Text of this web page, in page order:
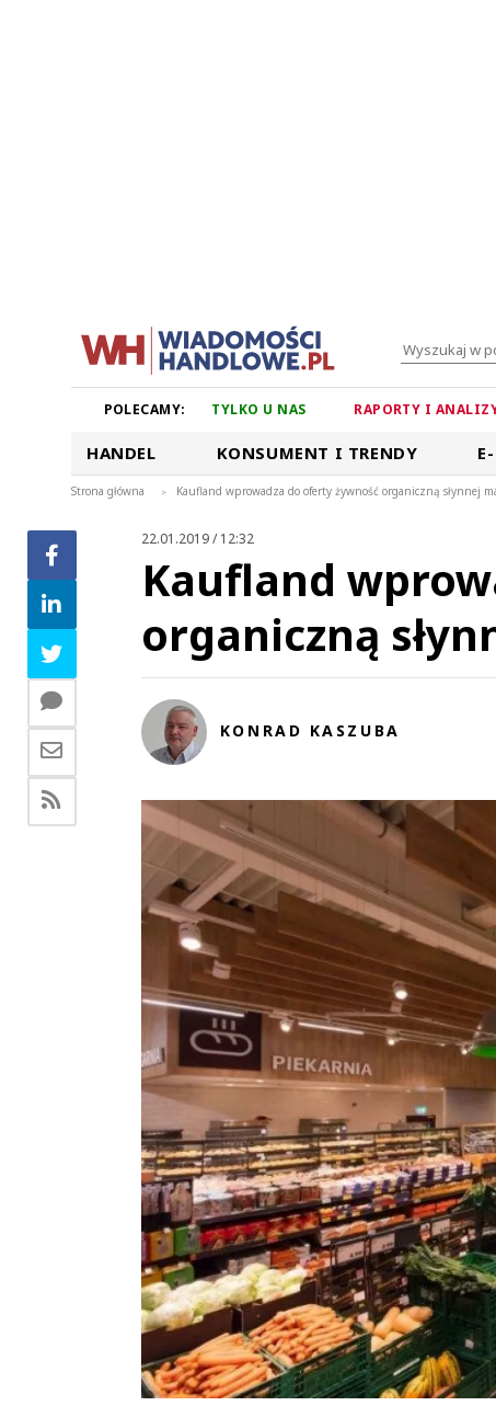
POLECAMY: TYLKO U NAS RAPORTY I
HANDEL KONSUMENT I TRENDY
Strona główna > Kaufland wprowadza do oferty żywność organiczną słynnej
22.01.2019 / 12:32
Kaufland
organiczną
KONRAD KASZUBA